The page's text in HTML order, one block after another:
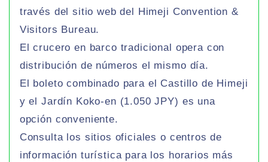
través del sitio web del Himeji Convention &
Visitors Bureau.
El crucero en barco tradicional opera con
distribución de números el mismo día.
El boleto combinado para el Castillo de Himeji
y el Jardín Koko-en (1.050 JPY) es una
opción conveniente.
Consulta los sitios oficiales o centros de
información turística para los horarios más